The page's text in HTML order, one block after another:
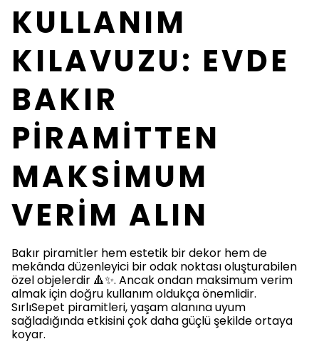
KULLANIM
KILAVUZU: EVDE
BAKIR
PİRAMİTTEN
MAKSİMUM
VERİM ALIN
Bakır piramitler hem estetik bir dekor hem de
mekânda düzenleyici bir odak noktası oluşturabilen
özel objelerdir 🔺✨. Ancak ondan maksimum verim
almak için doğru kullanım oldukça önemlidir.
SırlıSepet piramitleri, yaşam alanına uyum
sağladığında etkisini çok daha güçlü şekilde ortaya
koyar.